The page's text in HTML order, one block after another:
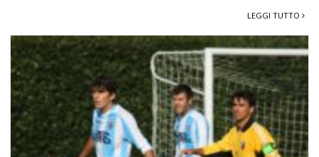
LEGGI TUTTO